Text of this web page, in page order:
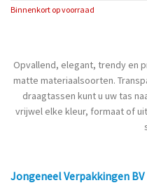
Binnenkort op voorraad
Opvallend, elegant, trendy en
matte materiaalsoorten.
draagtassen kunt u uw tas
vrijwel elke kleur, formaat of
Jongeneel Verpakkingen BV